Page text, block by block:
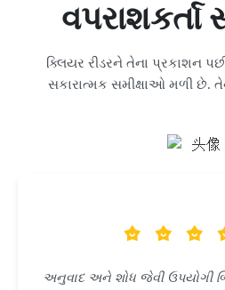
વપરાશકર્તા
ક્લિયર રીડરને તેના પ્રકાશન
સકારાત્મક સમીક્ષાઓ મળી છે.
અનુવાદ અને શોધ જેવી ઉપયોગી